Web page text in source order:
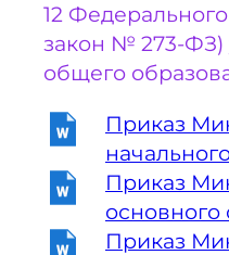
12
закон № 273-ФЗ)
общего
Приказ
Приказ
основного
Приказ